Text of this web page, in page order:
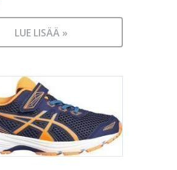
LUE LISÄÄ »